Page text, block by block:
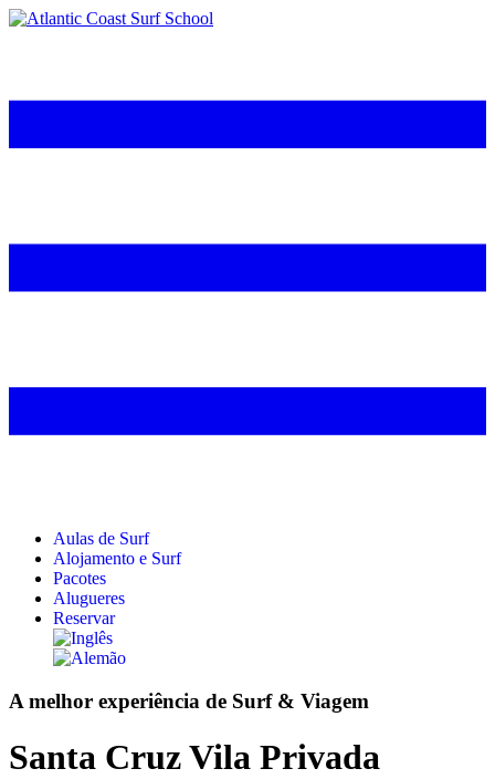
Aulas de Surf
Alojamento e Surf
Pacotes
Alugueres
Reservar
A melhor experiência de Surf & Viagem
Santa Cruz Vila Privada